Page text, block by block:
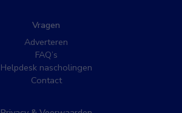
Vragen
Adverteren
FAQ’s
Helpdesk nascholingen
Contact